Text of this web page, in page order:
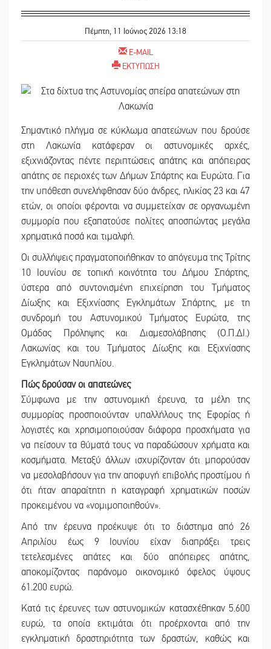
Πέμπτη, 11 Ιούνιος 2026 13:18
E-MAIL
ΕΚΤΥΠΩΣΗ
Σημαντικό πλήγμα σε κύκλωμα απατεώνων που δρούσε
στη Λακωνία κατάφεραν οι αστυνομικές αρχές,
εξιχνιάζοντας πέντε περιπτώσεις απάτης και απόπειρας
απάτης σε περιοχές των Δήμων Σπάρτης και Ευρώτα. Για
την υπόθεση συνελήφθησαν δύο άνδρες, ηλικίας 23 και 47
ετών, οι οποίοι φέρονται να συμμετείχαν σε οργανωμένη
συμμορία που εξαπατούσε πολίτες αποσπώντας μεγάλα
χρηματικά ποσά και τιμαλφή.
Οι συλλήψεις πραγματοποιήθηκαν το απόγευμα της Τρίτης
10 Ιουνίου σε τοπική κοινότητα του Δήμου Σπάρτης,
ύστερα από συντονισμένη επιχείρηση του Τμήματος
Δίωξης και Εξιχνίασης Εγκλημάτων Σπάρτης, με τη
συνδρομή του Αστυνομικού Τμήματος Ευρώτα, της
Ομάδας Πρόληψης και Διαμεσολάβησης (Ο.Π.ΔΙ.)
Λακωνίας και του Τμήματος Δίωξης και Εξιχνίασης
Εγκλημάτων Ναυπλίου.
Πώς δρούσαν οι απατεώνες
Σύμφωνα με την αστυνομική έρευνα, τα μέλη της
συμμορίας προσποιούνταν υπαλλήλους της Εφορίας ή
λογιστές και χρησιμοποιούσαν διάφορα προσχήματα για
να πείσουν τα θύματά τους να παραδώσουν χρήματα και
κοσμήματα. Μεταξύ άλλων ισχυρίζονταν ότι μπορούσαν
να μεσολαβήσουν για την αποφυγή επιβολής προστίμου ή
ότι ήταν απαραίτητη η καταγραφή χρηματικών ποσών
προκειμένου να «νομιμοποιηθούν».
Από την έρευνα προέκυψε ότι το διάστημα από 26
Απριλίου έως 9 Ιουνίου είχαν διαπράξει τρεις
τετελεσμένες απάτες και δύο απόπειρες απάτης,
αποκομίζοντας παράνομο οικονομικό όφελος ύψους
61.200 ευρώ.
Κατά τις έρευνες των αστυνομικών κατασχέθηκαν 5.600
ευρώ, τα οποία εκτιμάται ότι προέρχονται από την
εγκληματική δραστηριότητα των δραστών, καθώς και